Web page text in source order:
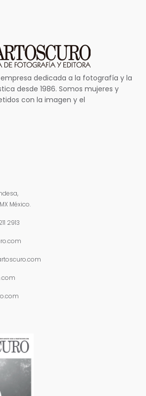
dedicada a la fotografía y la
desde 1986. Somos mujeres y
con la imagen y el
México.
2913